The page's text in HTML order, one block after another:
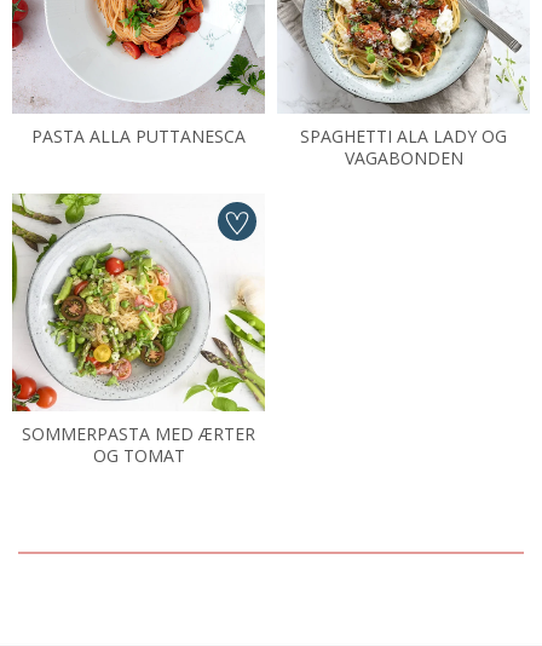
PASTA ALLA PUTTANESCA
SPAGHETTI ALA LADY OG
VAGABONDEN
SOMMERPASTA MED ÆRTER
OG TOMAT